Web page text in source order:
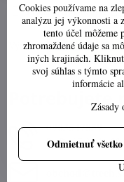
Pridať k Obľúbeným
Výrobca:
Potrebujete
0903547859
Po-Pia 07:30-16:00
Cookies používame na
analýzu jej výkonnosti a
tento účel môžeme
zhromaždené údaje sa
iných krajinách.
svoj súhlas s týmto
informácie
Zásady
Odmietnuť všetko